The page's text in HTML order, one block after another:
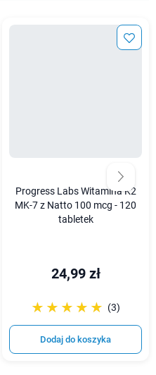
Progress Labs Witamina K2
MK-7 z Natto 100 mcg - 120
tabletek
24,99 zł
☆☆☆☆☆
★★★★★ (3)
Dodaj do koszyka